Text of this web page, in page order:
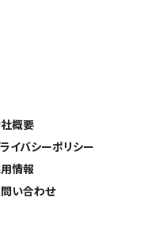
概要
イバシーポリシー
情報
い合わせ